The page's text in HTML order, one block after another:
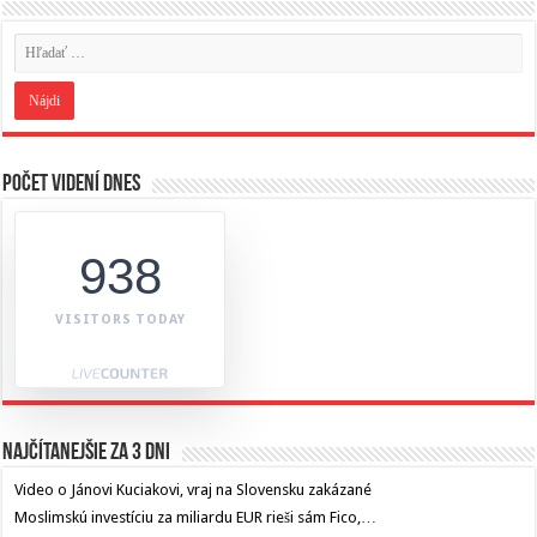
Počet videní dnes
938
VISITORS TODAY
Najčítanejšie za 3 dni
Video o Jánovi Kuciakovi, vraj na Slovensku zakázané
Moslimskú investíciu za miliardu EUR rieši sám Fico,…